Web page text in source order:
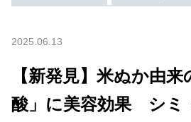
2025.06.13
【新発見】米ぬか由
酸」に美容効果 シミ